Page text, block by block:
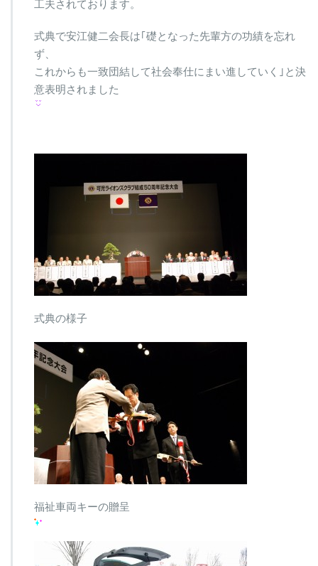
工夫されております。
式典で安江健二会長は｢礎となった先輩方の功績を忘れ
ず、
これからも一致団結して社会奉仕にまい進していく｣と決
意表明されました
式典の様子
福祉車両キーの贈呈